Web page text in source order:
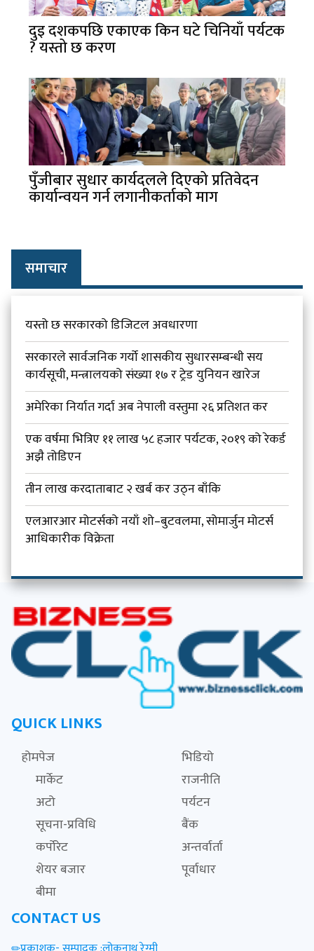
दुइ दशकपछि एकाएक किन घटे चिनियाँ पर्यटक
? यस्तो छ करण
पुँजीबार सुधार कार्यदलले दिएको प्रतिवेदन
कार्यान्वयन गर्न लगानीकर्ताको माग
समाचार
यस्तो छ सरकारको डिजिटल अवधारणा
सरकारले सार्वजनिक गर्यो शासकीय सुधारसम्बन्धी सय
कार्यसूची, मन्त्रालयको संख्या १७ र ट्रेड युनियन खारेज
अमेरिका निर्यात गर्दा अब नेपाली वस्तुमा २६ प्रतिशत कर
एक वर्षमा भित्रिए ११ लाख ५८ हजार पर्यटक, २०१९ को रेकर्ड
अझै तोडिएन
तीन लाख करदाताबाट २ खर्ब कर उठ्न बाँकि
एलआरआर मोटर्सको नयाँ शो–बुटवलमा, सोमार्जुन मोटर्स
आधिकारीक विक्रेता
QUICK LINKS
होमपेज
भिडियो
मार्केट
राजनीति
अटो
पर्यटन
सूचना-प्रविधि
बैंक
कर्पोरेट
अन्तर्वार्ता
शेयर बजार
पूर्वाधार
बीमा
CONTACT US